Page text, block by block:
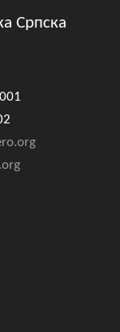
Српска